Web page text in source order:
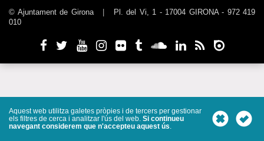
© Ajuntament de Girona
Pl. del Vi, 1 - 17004 GIRONA - 972 419
010
Aquest web utilitza galetes pròpies i de tercers per gestionar
els filtres de cerca i analitzar l'ús del web. Si continueu
navegant considerem que n'accepteu aquest ús.